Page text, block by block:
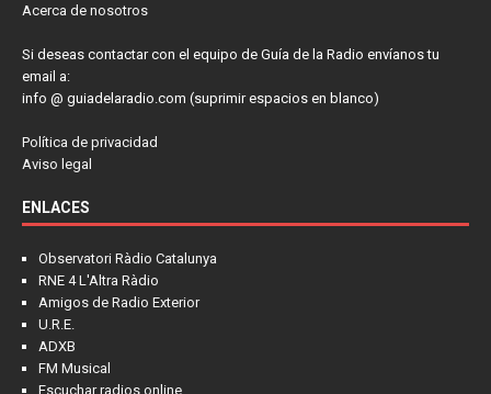
Acerca de nosotros
Si deseas contactar con el equipo de Guía de la Radio envíanos tu
email a:
info @ guiadelaradio.com (suprimir espacios en blanco)
Política de privacidad
Aviso legal
ENLACES
Observatori Ràdio Catalunya
RNE 4 L'Altra Ràdio
Amigos de Radio Exterior
U.R.E.
ADXB
FM Musical
Escuchar radios online